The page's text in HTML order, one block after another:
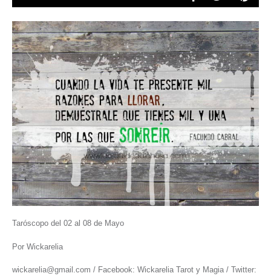
Taróscopo del 02 al 08 de Mayo
Por Wickarelia
wickarelia@gmail.com / Facebook: Wickarelia Tarot y Magia / Twitter: